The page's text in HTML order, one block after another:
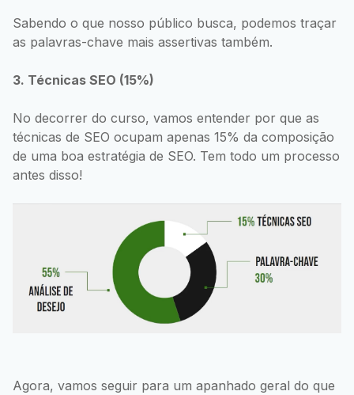
Sabendo o que nosso público busca, podemos traçar
as palavras-chave mais assertivas também.
3. Técnicas SEO (15%)
No decorrer do curso, vamos entender por que as
técnicas de SEO ocupam apenas 15% da composição
de uma boa estratégia de SEO. Tem todo um processo
antes disso!
Agora, vamos seguir para um apanhado geral do que